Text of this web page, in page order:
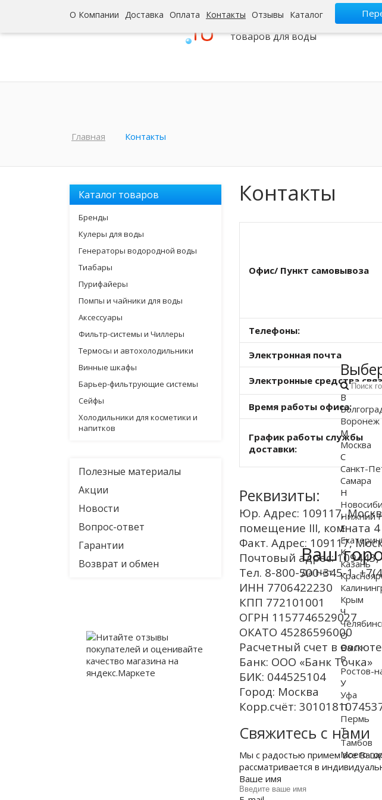
О Компании Доставка Оплата Контакты Отзывы Каталог
Интернет-гипермаркет
товаров для воды
Главная Контакты
Каталог товаров
Бренды
Кулеры для воды
Генераторы водородной воды
Тиабары
Пурифайеры
Помпы и чайники для воды
Аксессуары
Фильтр-системы и Чиллеры
Термосы и автохолодильники
Винные шкафы
Барьер-фильтрующие системы
Сейфы
Холодильники для косметики и
напитков
Полезные материалы
Акции
Новости
Вопрос-ответ
Гарантии
Возврат и обмен
Контакты
Офис/ Пункт самовывоза
Телефоны:
Электронная почта
Электронные средства
Время работы офиса:
График работы службы
доставки:
Реквизиты:
Юр. Адрес: 109117,
помещение III, комната 4
Факт. Адрес: 109117,
Почтовый адрес:
Тел. 8-800-500-345-1,
ИНН 7706422230
КПП 772101001
ОГРН 1157746529027
ОКАТО 45286596000
Расчетный счет в
Банк: ООО «Банк Точка»
БИК: 044525104
Город: Москва
Корр.счёт:
Свяжитесь с нами
Мы с радостью примем все
рассматривается в
Ваше имя
Ваш
Да Нет
В
Воронеж
М
Москва
С
Санкт-
Самара
Н
Нижний
Е
К
Казань
Крым
Ч
О
Омск
Р
Ростов-
У
Уфа
П
Пермь
Т
Тамбов
Моего